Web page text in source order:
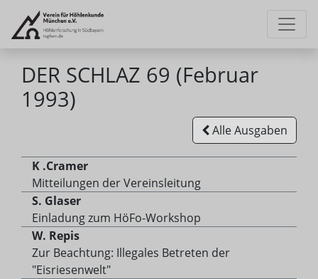
DER SCHLAZ 69 (Februar
1993)
Alle Ausgaben
K .Cramer
Mitteilungen der Vereinsleitung
S. Glaser
Einladung zum HöFo-Workshop
W. Repis
Zur Beachtung: Illegales Betreten der
"Eisriesenwelt"